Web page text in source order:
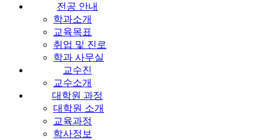
전공 안내
학과소개
교육목표
취업 및 진로
학과 사무실
교수진
교수소개
대학원 과정
대학원 소개
교육과정
학사정보